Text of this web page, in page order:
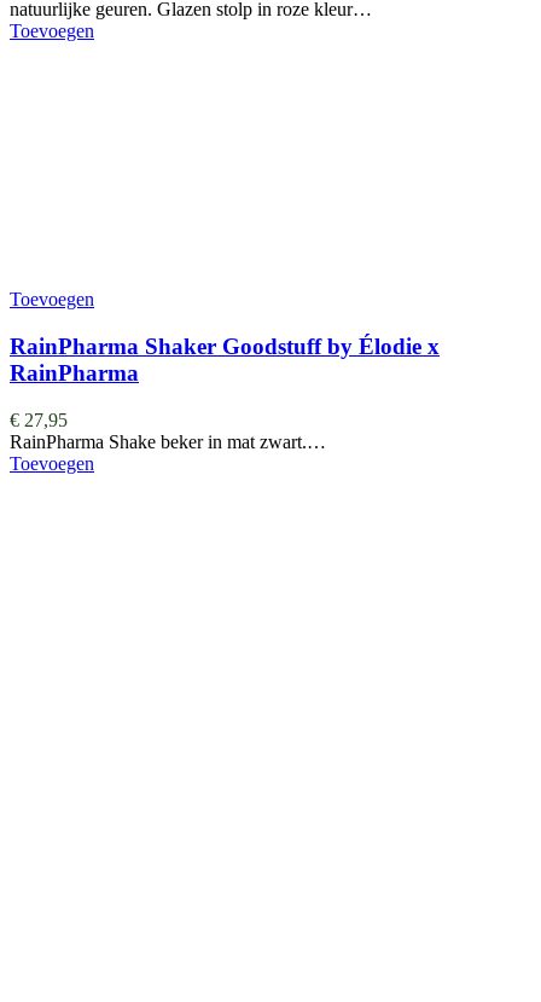
natuurlijke geuren. Glazen stolp in roze kleur…
Toevoegen
Toevoegen
RainPharma Shaker Goodstuff by Élodie x
RainPharma
€ 27,95
RainPharma Shake beker in mat zwart.…
Toevoegen